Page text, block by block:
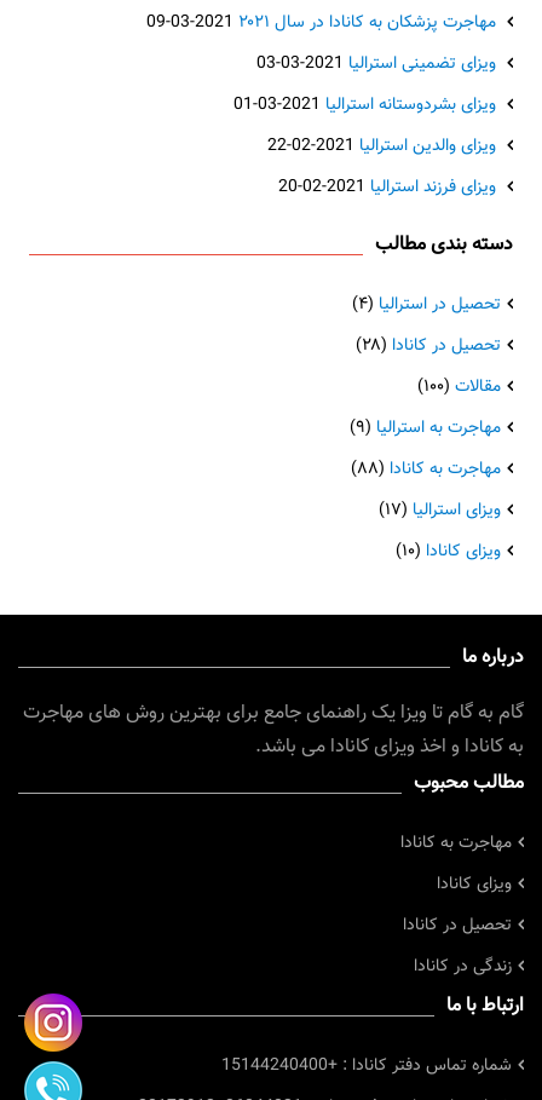
مهاجرت پزشکان به کانادا در سال ۲۰۲۱
2021-03-09
ویزای تضمینی استرالیا 2021-03-03
ویزای بشردوستانه استرالیا 2021-03-01
ویزای والدین استرالیا 2021-02-22
ویزای فرزند استرالیا 2021-02-20
دسته بندی مطالب
تحصیل در استرالیا (۴)
تحصیل در کانادا (۲۸)
مقالات(۱۰۰)
مهاجرت به استرالیا (۹)
مهاجرت به کانادا (۸۸)
ویزای استرالیا (۱۷)
ویزای کانادا (۱۰)
درباره ما
گام به گام تا ویزا یک راهنمای جامع برای بهترین روش های مهاجرت
به کانادا و اخذ ویزای کانادا می باشد.
مطالب محبوب
مهاجرت به کانادا
ویزای کانادا
تحصیل در کانادا
زندگی در کانادا
ارتباط با ما
شماره تماس دفتر کانادا : +15144240400